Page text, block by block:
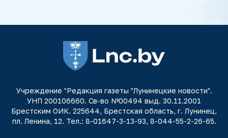
Учреждение "Редакция газеты "Лунинецкие новости".
УНП 200106660. Св-во №00494 выд. 30.11.2001
Брестским ОИК. 225644, Брестская область, г. Лунинец,
пл. Ленина, 12. Тел.: 8-01647-3-13-93, 8-044-55-2-26-65.